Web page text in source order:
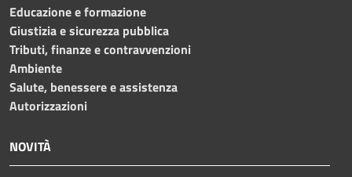
Educazione e formazione
Giustizia e sicurezza pubblica
Tributi, finanze e contravvenzioni
Ambiente
Salute, benessere e assistenza
Autorizzazioni
NOVITÀ